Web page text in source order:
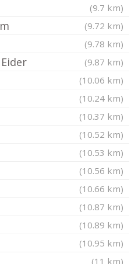
(9.7 km)
(9.72 km)
(9.78 km)
(9.87 km)
(10.06 km)
(10.24 km)
(10.37 km)
(10.52 km)
(10.53 km)
(10.56 km)
(10.66 km)
(10.87 km)
(10.89 km)
(10.95 km)
(11 km)